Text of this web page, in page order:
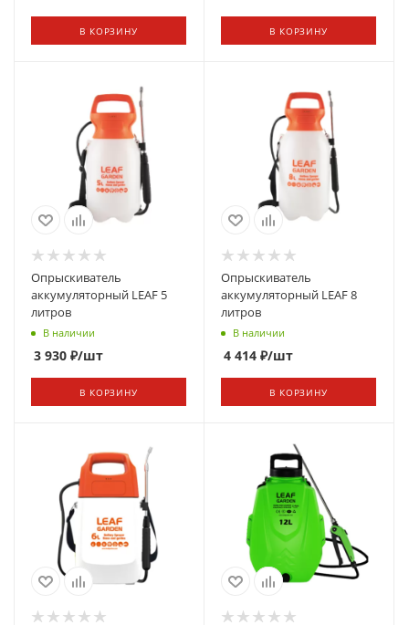
В КОРЗИНУ В КОРЗИНУ
Опрыскиватель
аккумуляторный LEAF 5
литров
В наличии
3 930 ₽/шт
В КОРЗИНУ
Опрыскиватель
аккумуляторный LEAF 8
литров
В наличии
4 414 ₽/шт
В КОРЗИНУ